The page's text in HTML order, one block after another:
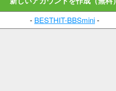
- BESTHIT-BBSmini-